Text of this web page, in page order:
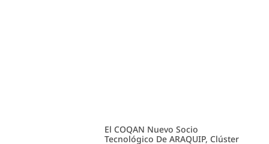
El COQAN Nuevo Socio
Tecnológico De ARAQUIP, Clúster